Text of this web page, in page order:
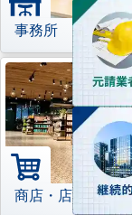
事務所
商店・店舗